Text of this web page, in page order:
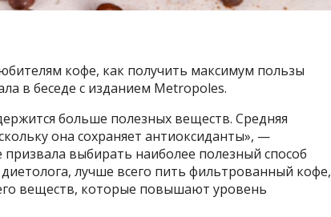
кофе, как получить максимум пользы
в беседе с изданием Metropoles.
больше полезных веществ. Средняя
она сохраняет антиоксиданты», —
выбирать наиболее полезный способ
лучше всего пить фильтрованный кофе,
веществ, которые повышают уровень